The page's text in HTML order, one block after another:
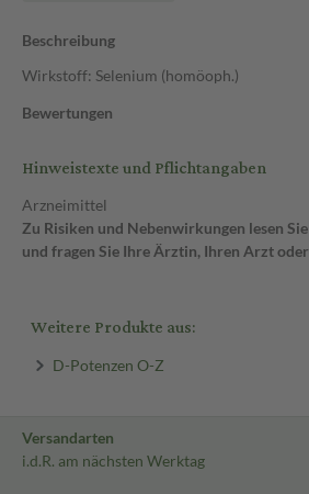
Beschreibung
Wirkstoff: Selenium (homöoph.)
Bewertungen
Hinweistexte und Pflichtangaben
Arzneimittel
Zu Risiken und Nebenwirkungen lesen
und fragen Sie Ihre Ärztin, Ihren Arzt
Weitere Produkte aus:
D-Potenzen O-Z
Versandarten
i.d.R. am nächsten Werktag